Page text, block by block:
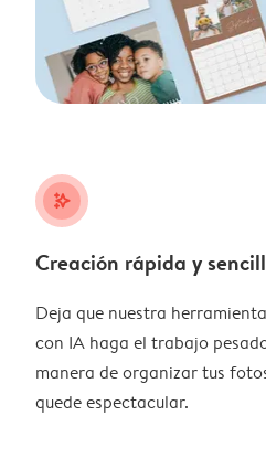
stars_plus
Creación rápida y
Deja que nuestra
con IA haga el trabajo
manera de organizar tus
quede espectacular.